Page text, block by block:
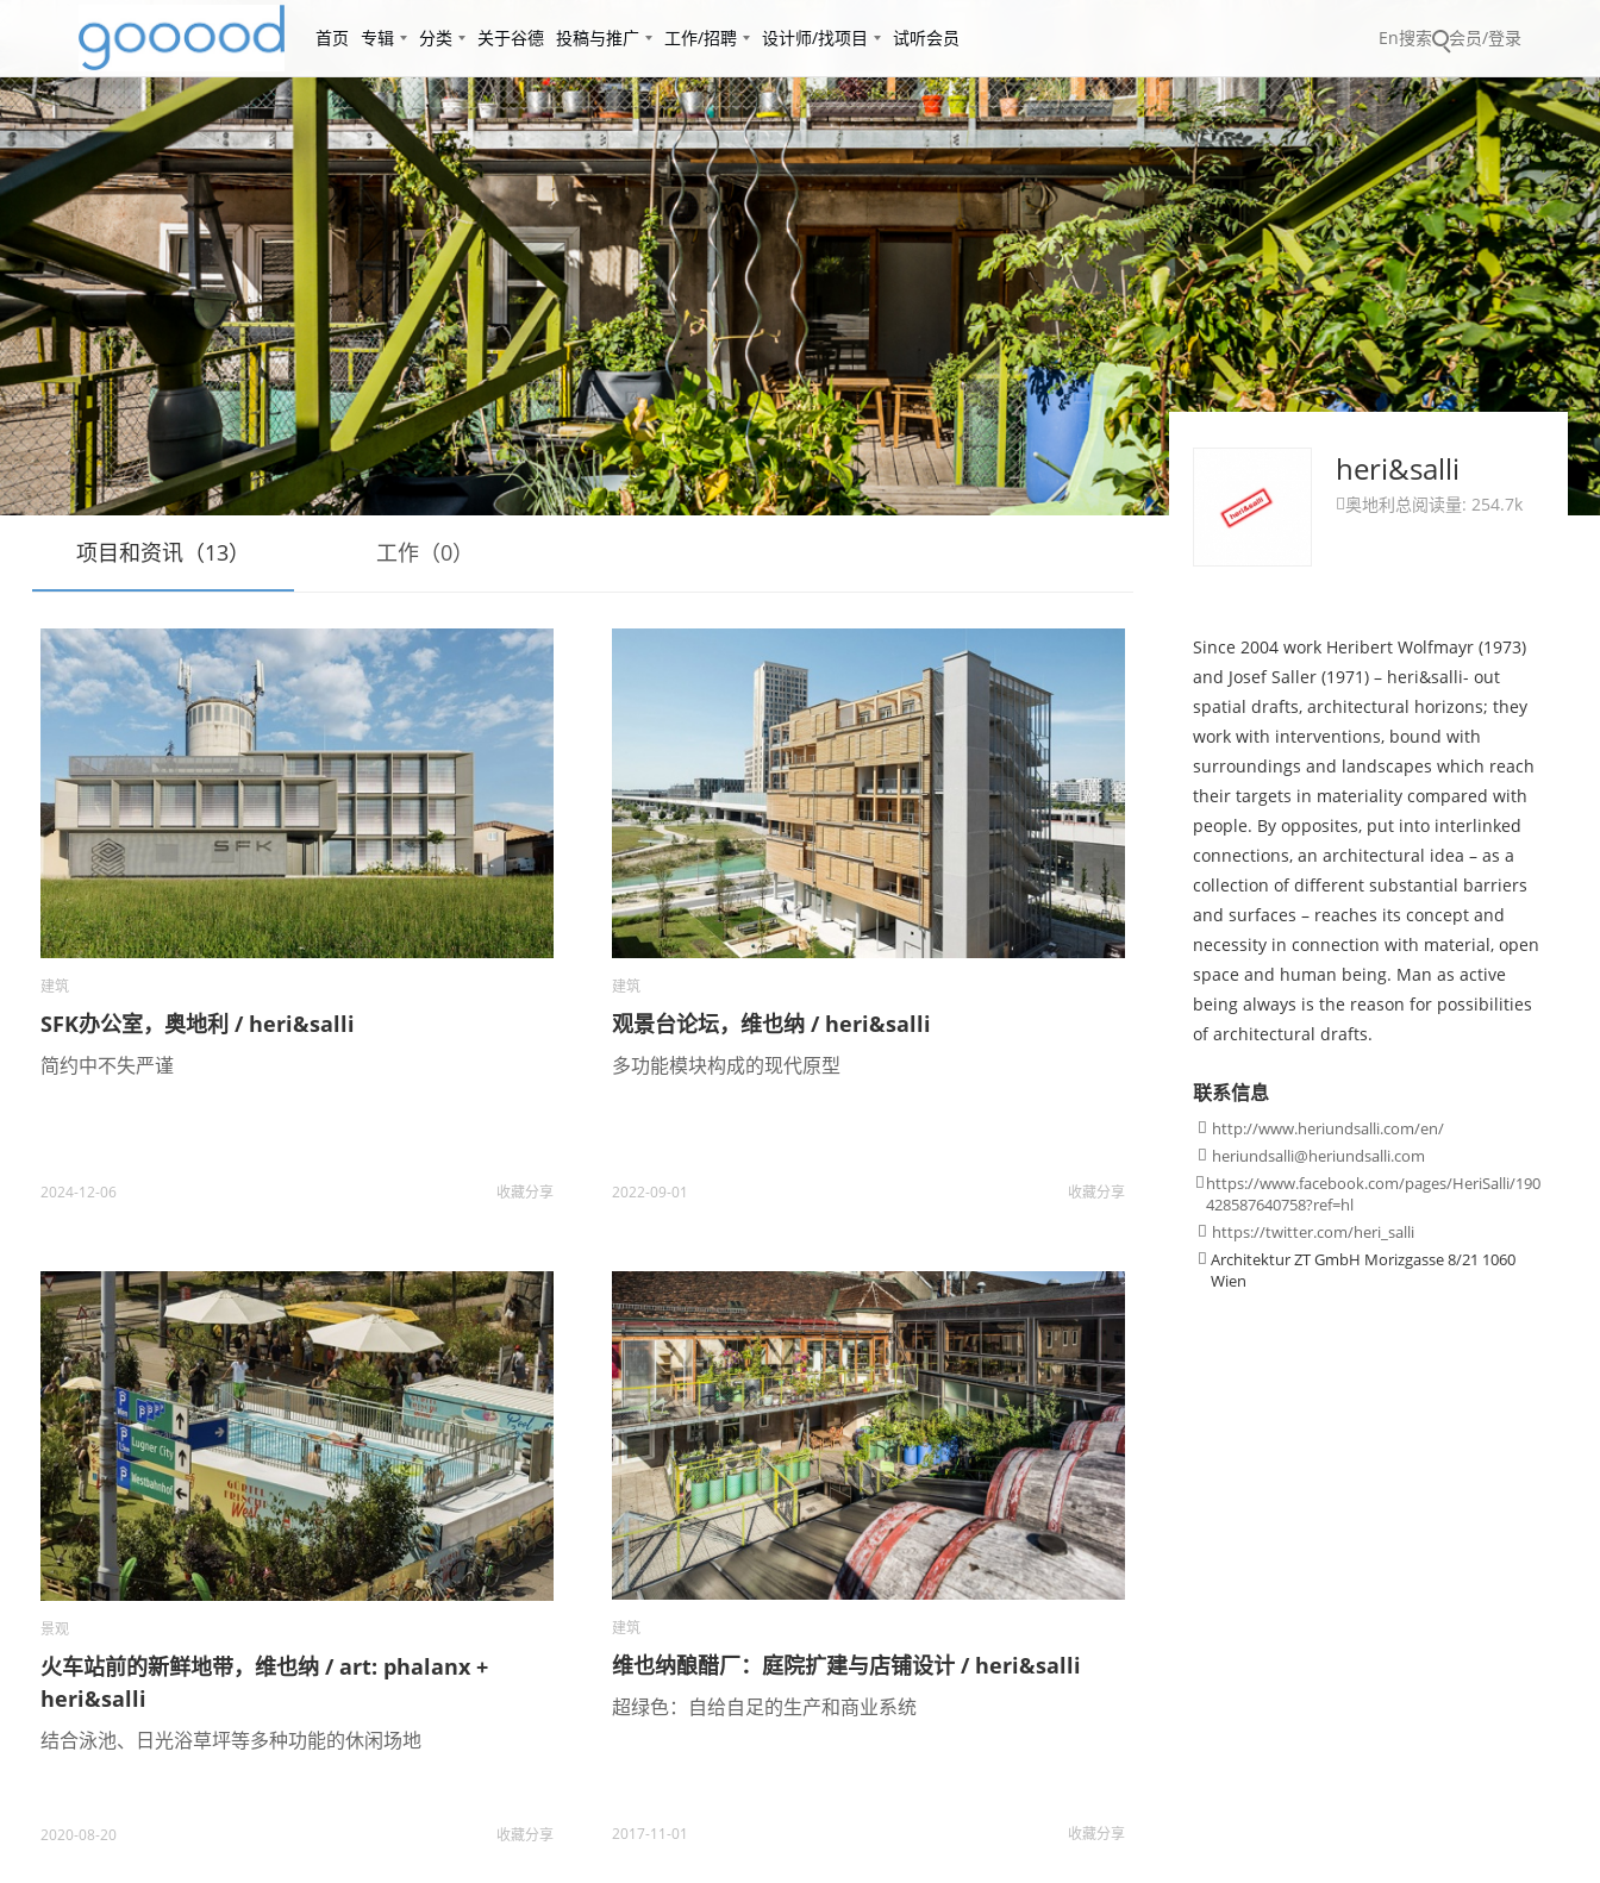
首页 专辑 分类 关于谷德 投稿与推广 工作/招聘 设计师/找项目 试听会员 En搜索 会员/登录
项目和资讯（13） 工作（0）
建筑
SFK办公室，奥地利 / heri&salli
简约中不失严谨
2024-12-06 收藏分享
建筑
观景台论坛，维也纳 / heri&salli
多功能模块构成的现代原型
2022-09-01 收藏分享
景观
火车站前的新鲜地带，维也纳 / art: phalanx +
heri&salli
结合泳池、日光浴草坪等多种功能的休闲场地
2020-08-20 收藏分享
建筑
维也纳酿醋厂：庭院扩建与店铺设计 / heri&salli
超绿色：自给自足的生产和商业系统
2017-11-01 收藏分享
heri&salli
 奥地利总阅读量: 254.7k
Since 2004 work Heribert Wolfmayr (1973)
and Josef Saller (1971) – heri&salli- out
spatial drafts, architectural horizons; they
work with interventions, bound with
surroundings and landscapes which reach
their targets in materiality compared with
people. By opposites, put into interlinked
connections, an architectural idea – as a
collection of different substantial barriers
and surfaces – reaches its concept and
necessity in connection with material, open
space and human being. Man as active
being always is the reason for possibilities
of architectural drafts.
联系信息
 http://www.heriundsalli.com/en/
 heriundsalli@heriundsalli.com
 https://www.facebook.com/pages/HeriSalli/190
428587640758?ref=hl
 https://twitter.com/heri_salli
 Architektur ZT GmbH Morizgasse 8/21 1060
Wien